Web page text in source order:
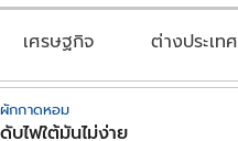
เศรษฐกิจ ต่างประเทศ
ผักกาดหอม
ดับไฟใต้มันไม่ง่าย